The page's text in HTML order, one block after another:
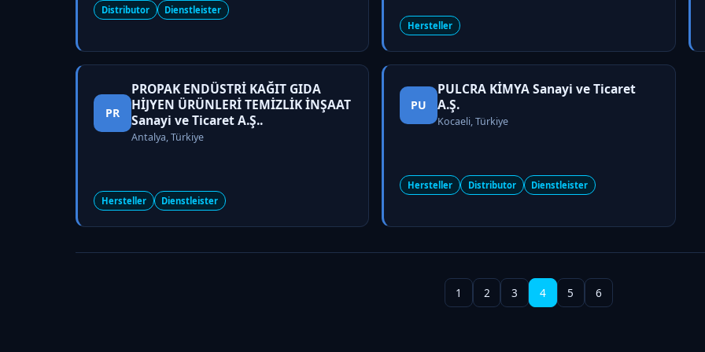
Distributor Dienstleister
Hersteller
PR
PROPAK ENDÜSTRİ KAĞIT GIDA
HİJYEN ÜRÜNLERİ TEMİZLİK İNŞAAT
Sanayi ve Ticaret A.Ş..
Antalya, Türkiye
Hersteller Dienstleister
PU
PULCRA KİMYA Sanayi ve Ticaret
A.Ş.
Kocaeli, Türkiye
Hersteller Distributor Dienstleister
1 2 3 4 5 6